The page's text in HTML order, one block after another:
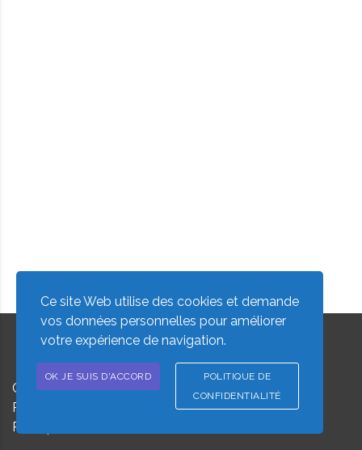
COPYRIGHT © 2023 - TOUS DROITS RÉSERVÉS À
PRESTIGE CLIMA SERVICES.Mentions légalesI
Politique de confidentialité
Ce site Web utilise des cookies et demande
vos données personnelles pour améliorer
votre expérience de navigation.
OK JE SUIS D'ACCORD
POLITIQUE DE
CONFIDENTIALITÉ